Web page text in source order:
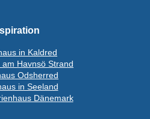
in Kaldred
Havnsö Strand
Odsherred
in Seeland
Dänemark